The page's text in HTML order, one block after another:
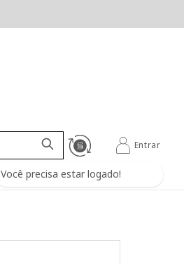
Você precisa estar logado!
Entrar